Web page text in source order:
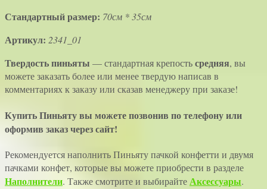
Стандартный размер: 70см * 35см
Артикул: 2341_01
Твердость пиньяты —стандартная крепостьсредняя, вы
можете заказать более или менее твердую написав в
комментариях к заказу или сказав менеджеру при заказе!
Купить Пиньятувы можете позвонив по телефону или
оформив заказ через сайт!
Рекомендуется наполнить Пиньяту пачкой конфетти и двумя
пачками конфет, которые вы можете приобрести в разделе
Наполнители. Также смотрите и выбирайтеАксессуары.